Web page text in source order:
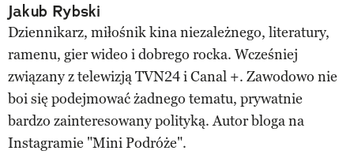
Jakub Rybski
Dziennikarz, miłośnik kina niezależnego, literatury,
ramenu, gier wideo i dobrego rocka. Wcześniej
związany z telewizją TVN24 i Canal +. Zawodowo nie
boi się podejmować żadnego tematu, prywatnie
bardzo zainteresowany polityką. Autor bloga na
Instagramie "Mini Podróże".